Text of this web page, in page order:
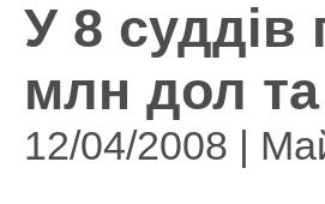
У 8 суддів
млн дол
12/04/2008 |